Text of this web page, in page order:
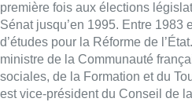
première fois aux élections
Sénat jusqu’en 1995. Entre 1983
d’études pour la Réforme de
ministre de la Communauté
sociales, de la Formation et du
est vice-président du Conseil de